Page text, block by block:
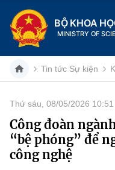
BỘ KHOA
MINISTRY OF
Danh mục
Trang chủ
Tin tức Sự kiện
Thứ sáu, 08/05/2026 10:51
Công đoàn
“bệ phóng” để
công nghệ